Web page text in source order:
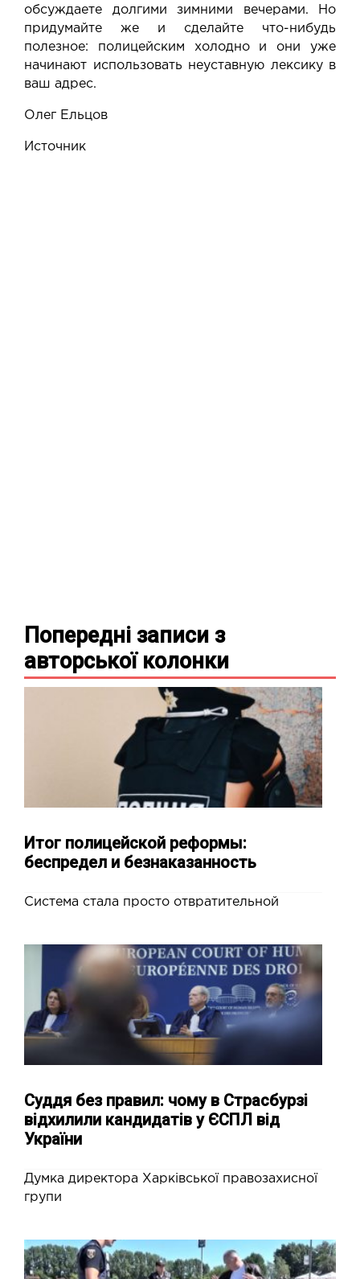
обсуждаете долгими зимними вечерами. Но
придумайте же и сделайте что-нибудь
полезное: полицейским холоднои они уже
начинают использовать неуставную лексику в
ваш адрес.
Олег Ельцов
Источник
Попередні записи з
авторської колонки
Итог полицейской реформы:
беспредел и безнаказанность
Система стала просто отвратительной
Суддя без правил: чому в Страсбурзі
відхилили кандидатів у ЄСПЛ від
України
Думка директора Харківської правозахисної
групи